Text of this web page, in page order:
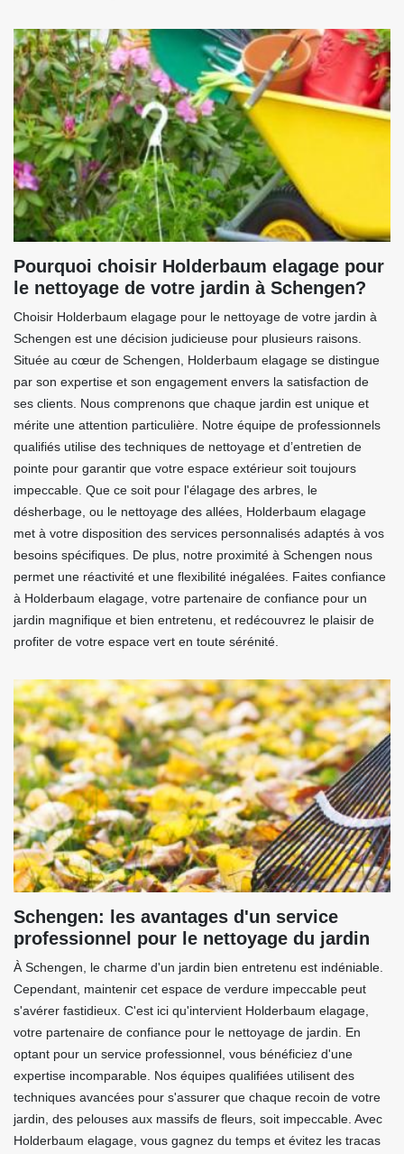
Pourquoi choisir Holderbaum elagage pour
le nettoyage de votre jardin à Schengen?
Choisir Holderbaum elagage pour le nettoyage de votre jardin à
Schengen est une décision judicieuse pour plusieurs raisons.
Située au cœur de Schengen, Holderbaum elagage se distingue
par son expertise et son engagement envers la satisfaction de
ses clients. Nous comprenons que chaque jardin est unique et
mérite une attention particulière. Notre équipe de professionnels
qualifiés utilise des techniques de nettoyage et d’entretien de
pointe pour garantir que votre espace extérieur soit toujours
impeccable. Que ce soit pour l'élagage des arbres, le
désherbage, ou le nettoyage des allées, Holderbaum elagage
met à votre disposition des services personnalisés adaptés à vos
besoins spécifiques. De plus, notre proximité à Schengen nous
permet une réactivité et une flexibilité inégalées. Faites confiance
à Holderbaum elagage, votre partenaire de confiance pour un
jardin magnifique et bien entretenu, et redécouvrez le plaisir de
profiter de votre espace vert en toute sérénité.
Schengen: les avantages d'un service
professionnel pour le nettoyage du jardin
À Schengen, le charme d'un jardin bien entretenu est indéniable.
Cependant, maintenir cet espace de verdure impeccable peut
s'avérer fastidieux. C'est ici qu'intervient Holderbaum elagage,
votre partenaire de confiance pour le nettoyage de jardin. En
optant pour un service professionnel, vous bénéficiez d'une
expertise incomparable. Nos équipes qualifiées utilisent des
techniques avancées pour s'assurer que chaque recoin de votre
jardin, des pelouses aux massifs de fleurs, soit impeccable. Avec
Holderbaum elagage, vous gagnez du temps et évitez les tracas